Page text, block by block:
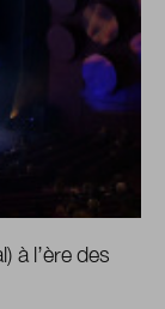
à l’ère des